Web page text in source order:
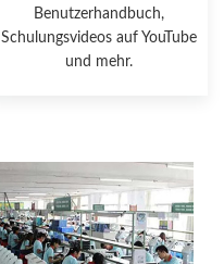
Benutzerhandbuch,
Schulungsvideos auf YouTube
und mehr.